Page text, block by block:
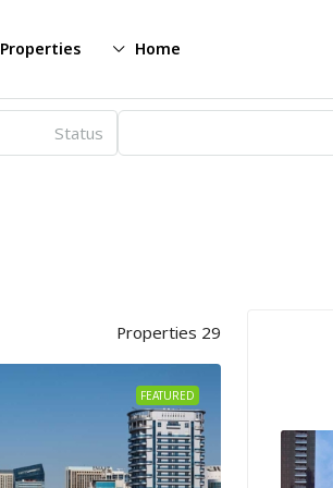
Home
Properties
Status
29 Properties
FEATURED